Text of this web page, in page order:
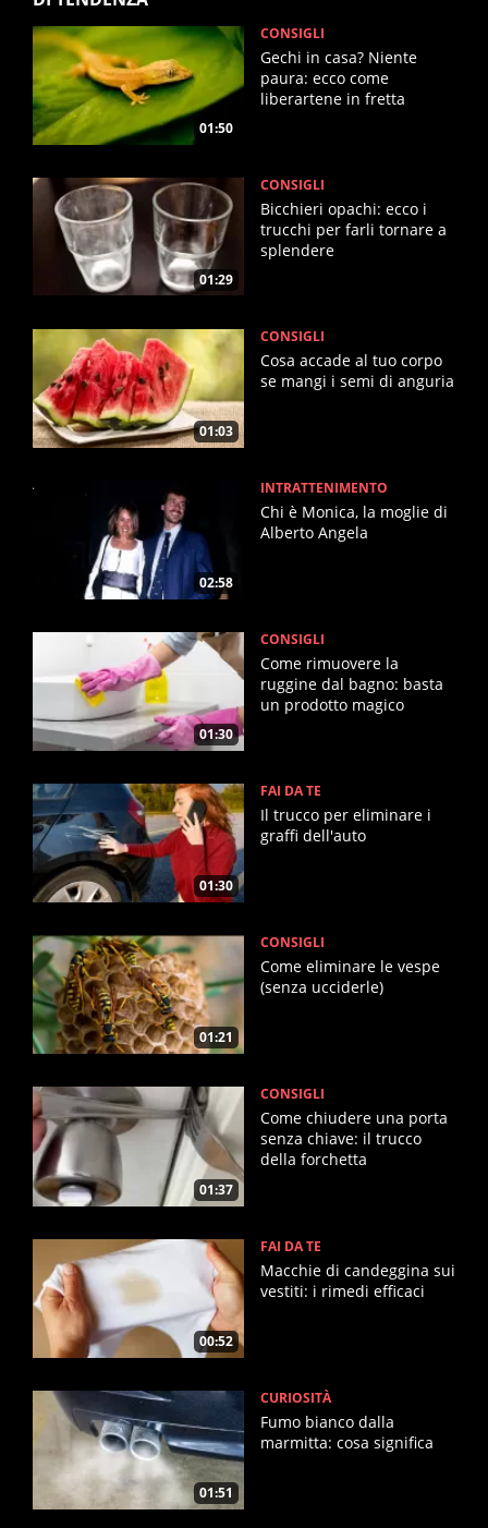
01:50
CONSIGLI
Gechi in casa? Niente
paura: ecco come
liberartene in fretta
01:29
CONSIGLI
Bicchieri opachi: ecco i
trucchi per farli tornare a
splendere
01:03
CONSIGLI
Cosa accade al tuo corpo
se mangi i semi di anguria
02:58
INTRATTENIMENTO
Chi è Monica, la moglie di
Alberto Angela
01:30
CONSIGLI
Come rimuovere la
ruggine dal bagno: basta
un prodotto magico
01:30
FAI DA TE
Il trucco per eliminare i
graffi dell'auto
01:21
CONSIGLI
Come eliminare le vespe
(senza ucciderle)
01:37
CONSIGLI
Come chiudere una porta
senza chiave: il trucco
della forchetta
00:52
FAI DA TE
Macchie di candeggina sui
vestiti: i rimedi efficaci
01:51
CURIOSITÀ
Fumo bianco dalla
marmitta: cosa significa